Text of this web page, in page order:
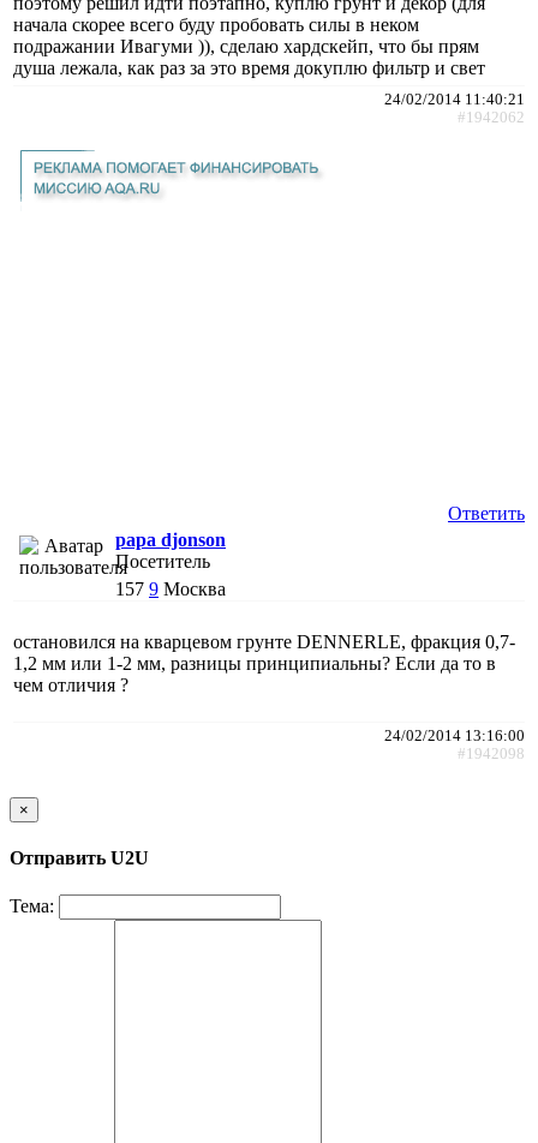
начала скорее всего буду пробовать силы в неком
подражании Ивагуми )), сделаю хардскейп, что бы прям
душа лежала, как раз за это время докуплю фильтр и свет
24/02/2014 11:40:21
#1942062
Ответить
papa djonson
Посетитель
157 9 Москва
остановился на кварцевом грунте DENNERLE, фракция 0,7-
1,2 мм или 1-2 мм, разницы принципиальны? Если да то в
чем отличия ?
24/02/2014 13:16:00
#1942098
×
Отправить U2U
Тема: